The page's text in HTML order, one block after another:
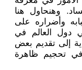
وهنحاول هنا
وأضراره على
دول العالم في
إلى تقديم بعض
تحجيم ظاهرة